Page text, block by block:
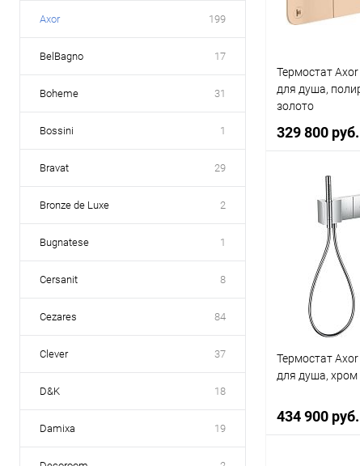
Axor 199
BelBagno 17
Boheme 31
Bossini 1
Bravat 29
Bronze de Luxe 2
Bugnatese 1
Cersanit 8
Cezares 84
Clever 37
D&K 18
Damixa 19
Термостат
для душа,
золото
329 800 руб.
В
Купить в 1
В избранное
Термостат
для душа, хром
434 900 руб.